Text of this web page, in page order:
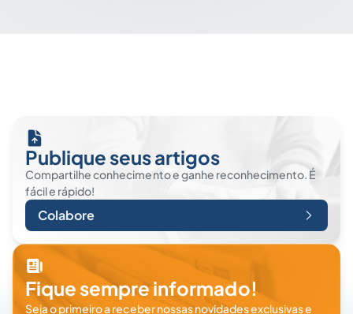
Publique seus artigos
Compartilhe conhecimento e ganhe reconhecimento. É
fácil e rápido!
Colabore
Fique sempre informado!
Seja o primeiro a receber nossas novidades exclusivas e